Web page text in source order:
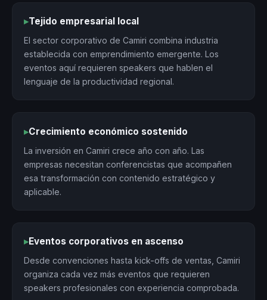
▸Tejido empresarial local
El sector corporativo de Camiri combina industria
establecida con emprendimiento emergente. Los
eventos aquí requieren speakers que hablen el
lenguaje de la productividad regional.
▸Crecimiento económico sostenido
La inversión en Camiri crece año con año. Las
empresas necesitan conferencistas que acompañen
esa transformación con contenido estratégico y
aplicable.
▸Eventos corporativos en ascenso
Desde convenciones hasta kick-offs de ventas, Camiri
organiza cada vez más eventos que requieren
speakers profesionales con experiencia comprobada.